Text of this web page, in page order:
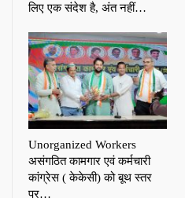
लिए एक संदेश है, अंत नहीं…
Unorganized Workers
असंगठित कामगार एवं कर्मचारी
कांग्रेस ( केकेसी) को बूथ स्तर
पर…